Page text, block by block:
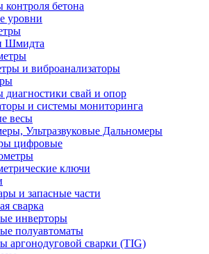
бетона
уровни
Шмидта
и виброанализаторы
свай и опор
и системы мониторинга
весы
Ультразвуковые Дальномеры
цифровые
ключи
и запасные части
сварка
инверторы
полуавтоматы
аргонодуговой сварки (TIG)